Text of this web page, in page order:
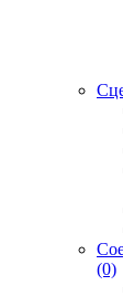
(0)